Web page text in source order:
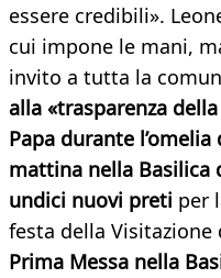
essere credibili».
cui impone le mani,
invito a tutta la
alla «trasparenza
Papa durante
mattina nella Basilica
undici nuovi preti per
festa della Visitazione
Prima Messa nella